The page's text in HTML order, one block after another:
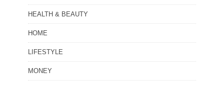
HEALTH & BEAUTY
HOME
LIFESTYLE
MONEY